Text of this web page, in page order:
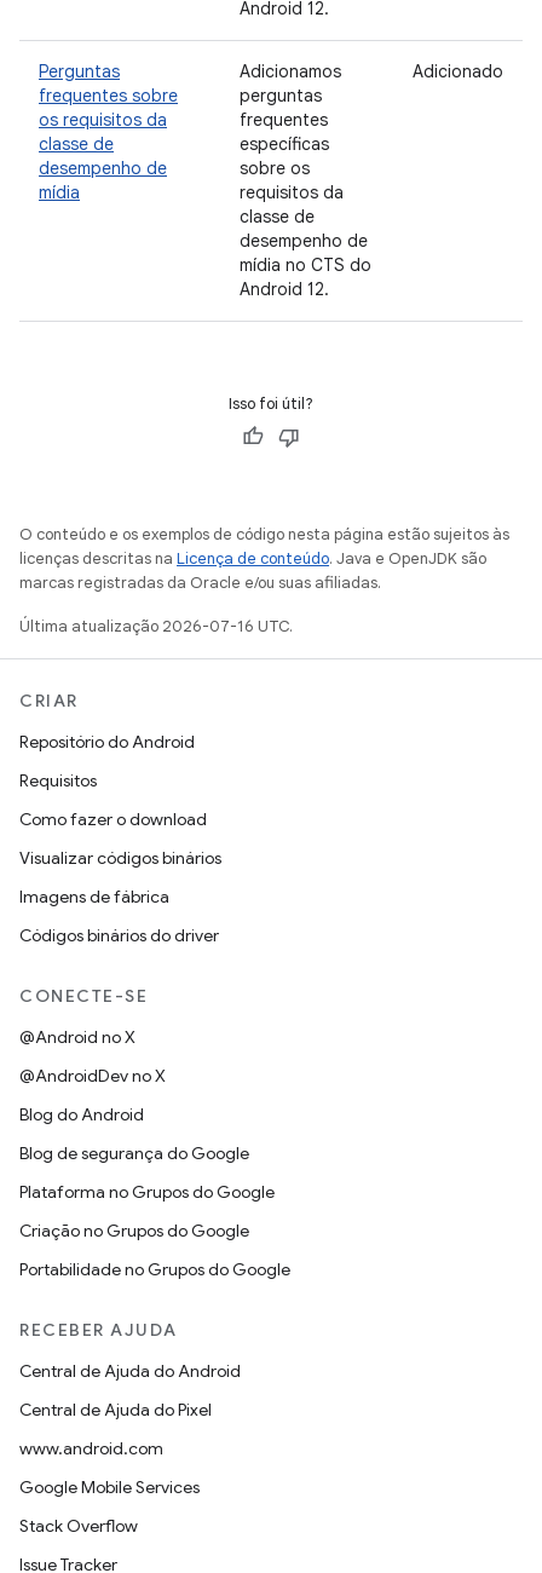
Android 12.
Perguntas
frequentes sobre
os requisitos da
classe de
desempenho de
mídia
Adicionamos
perguntas
frequentes
específicas
sobre os
requisitos da
classe de
desempenho de
mídia no CTS do
Android 12.
Adicionado
Isso foi útil?
O conteúdo e os exemplos de código nesta página estão sujeitos às
licenças descritas na Licença de conteúdo. Java e OpenJDK são
marcas registradas da Oracle e/ou suas afiliadas.
Última atualização 2026-07-16 UTC.
CRIAR
Repositório do Android
Requisitos
Como fazer o download
Visualizar códigos binários
Imagens de fábrica
Códigos binários do driver
CONECTE-SE
@Android no X
@AndroidDev no X
Blog do Android
Blog de segurança do Google
Plataforma no Grupos do Google
Criação no Grupos do Google
Portabilidade no Grupos do Google
RECEBER AJUDA
Central de Ajuda do Android
Central de Ajuda do Pixel
www.android.com
Google Mobile Services
Stack Overflow
Issue Tracker